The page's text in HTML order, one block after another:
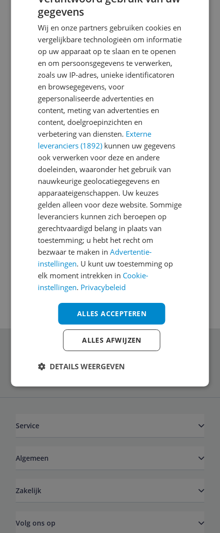
Wachtwoord
Je wachtwoord moet minimaal 6 karakters
bevatten
Wachtwoord herhalen
Ik ga akkoord met deAlgemene Voorwaarden
en hetprivacy statementvan Reshift
Ik ontvang graag interessante acties en
aanbiedingen van Kieskeurig.nl en
Digitalvia e-mail
Aanmelden
Schrijf je in voor onze nieuwsbrief
Service
Algemeen
Zakelijk
Volg ons op
gegevens
Wij en onze partners gebruiken cookies en
vergelijkbare technologieën om informatie
op uw apparaat op te slaan en te openen
en om persoonsgegevens te verwerken,
zoals uw IP-adres, unieke identificatoren
en browsegegevens, voor
gepersonaliseerde advertenties en
content, meting van advertenties en
content, doelgroepinzichten en
verbetering van diensten. Externe
leveranciers (1892) kunnen uw gegevens
ook verwerken voor deze en andere
doeleinden, waaronder het gebruik van
nauwkeurige geolocatiegegevens en
apparaateigenschappen. Uw keuzes
gelden alleen voor deze website. Sommige
leveranciers kunnen zich beroepen op
gerechtvaardigd belang in plaats van
toestemming; u hebt het recht om
bezwaar te maken inAdvertentie-
instellingen. U kunt uw toestemming op
elk moment intrekken in Cookie-
instellingen. Privacybeleid
ALLES ACCEPTEREN
ALLES AFWIJZEN
DETAILS WEERGEVEN